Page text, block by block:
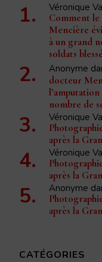
Véronique
Comment
Mencière
à un grand
soldats
Anonyme
docteur
nombre de
Véronique
après la
Véronique
après la
Anonyme
après la
CATÉGORIES